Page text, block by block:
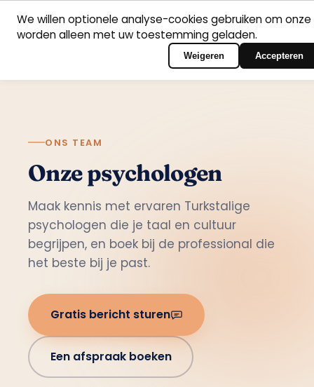
HomeVakgebiedenPsychologenContact
Nederlands Inloggen op het
ONS TEAM
Onze psychologen
Maak kennis met ervaren Turkstalige
psychologen die je taal en cultuur
begrijpen, en boek bij de professional die
het beste bij je past.
Gratis bericht sturen
Een afspraak boeken
We willen optionele analyse-cookies gebruiken om
worden alleen met uw toestemming geladen.
Weigeren Accepteren